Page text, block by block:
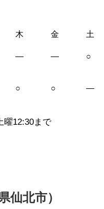
木 金
土
— — ○
○ ○ —
曜12:30まで
仙北市）